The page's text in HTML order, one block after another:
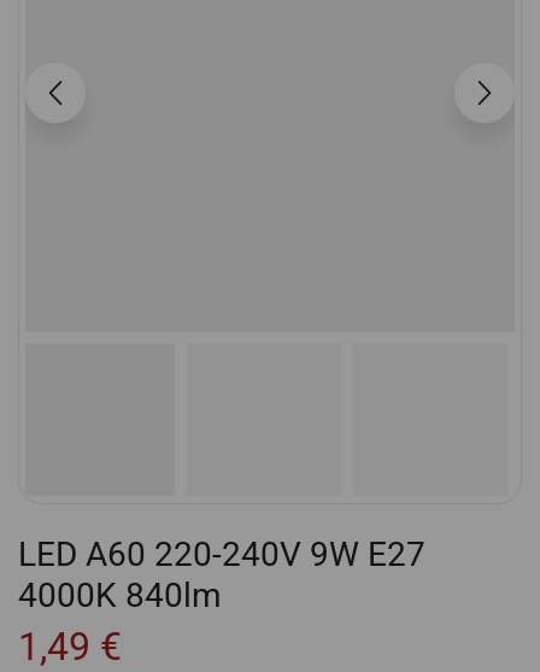
LED A60 220-240V 9W E27
4000K 840lm
1,49 €